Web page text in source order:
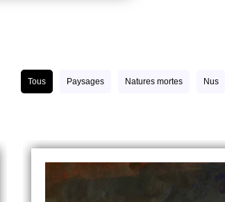
Tous Paysages Natures mortes Nus